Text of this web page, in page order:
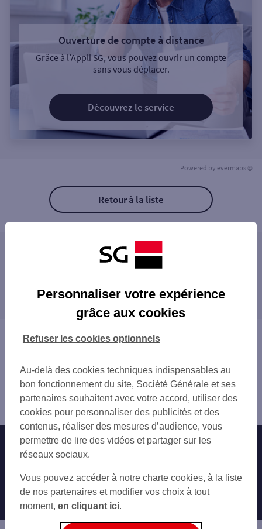
Ouverture de compte à distance
Grâce à l’Appli SG, vous pouvez ouvrir un compte
sans vous déplacer.
Découvrez le service
Powered by evermaps ©
Retour à la liste
Les distributeurs/automates à proximité
COMPIEGNE 1 RUE MAGENTA
GARE SNCF COMPIEGNE
C.CIAL CLAIROIX
LECLERC LA CROIX ST OUEN
LA CROIX SAINT OUEN
THOUROTTE
ESTREES SAINT DENIS
CUISE LA MOTTE
TOTAL RESSONS OUEST
VERBERIE
PONT STE MAXENCE 16 RUE HENRI BODCH
NOYON
VILLERS COTTERETS 2 PL DU DOCTEUR M
VILLERS COTTERETS
proximité
PONT-SAINTE-MAXENCE
VILLERS-COTTERÊTS
Vous êtes ici : Accueil
Compiègne
Distributeur/automate COMPIEGNE 25 RUE SOLFERINO
Nos engagements Nous contacter
Autres sites SG
Professionnels
Entreprises
Personnaliser votre expérience
grâce aux cookies
Au-delà des cookies techniques indispensables au
bon fonctionnement du site, Société Générale et ses
partenaires souhaitent avec votre accord, utiliser des
cookies pour personnaliser des publicités et des
contenus, réaliser des mesures d’audience, vous
permettre de lire des vidéos et partager sur les
réseaux sociaux.
Vous pouvez accéder à notre charte cookies, à la liste
de nos partenaires et modifier vos choix à tout
moment, en cliquant ici.
Refuser les cookies optionnels